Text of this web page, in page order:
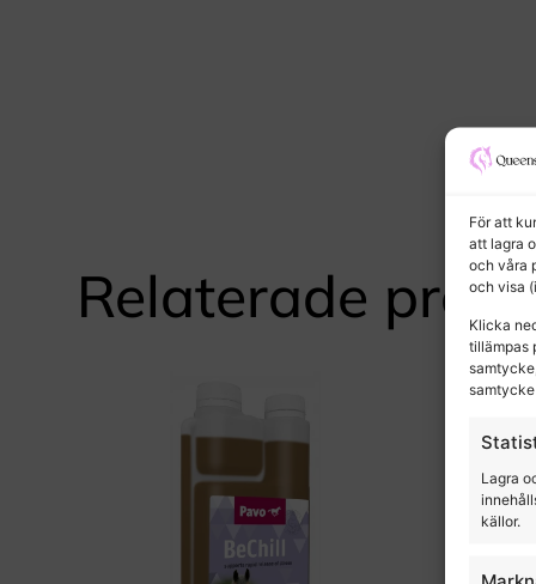
För att
att lagra
och våra
och visa
Klicka
tillämpas
Lagra
källor.
Relaterade